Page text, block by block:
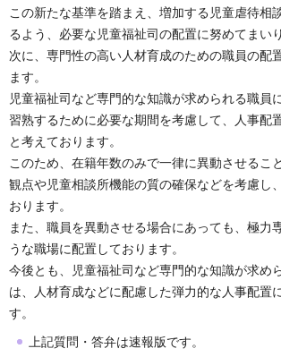
この新たな基準を踏まえ、増加する児童虐待相
るよう、必要な児童福祉司の配置に努めてまい
次に、専門性の高い人材育成のための職員の配
ます。
児童福祉司など専門的な知識が求められる職員
習熟するために必要な期間を考慮して、人事配
と考えております。
このため、在籍年数のみで一律に異動させるこ
観点や児童相談所機能の質の確保などを考慮し
おります。
また、職員を異動させる場合にあっても、極力
うな職場に配置しております。
今後とも、児童福祉司など専門的な知識が求め
は、人材育成などに配慮した弾力的な人事配置
す。
上記質問・答弁は速報版です。